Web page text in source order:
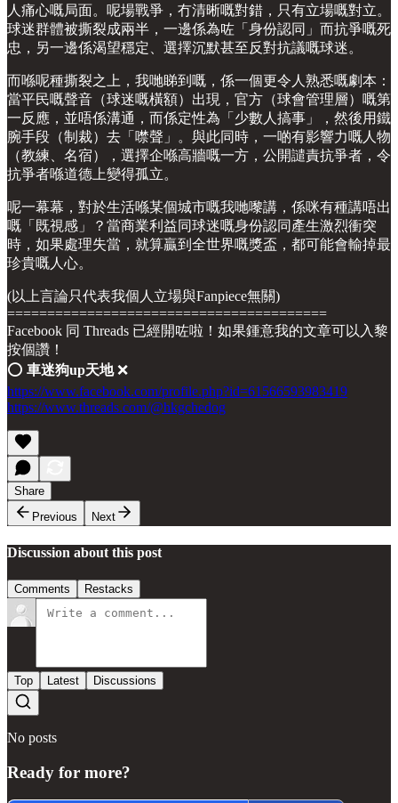
人痛心嘅局面。呢場戰爭，冇清晰嘅對錯，只有立場嘅對立。
球迷群體被撕裂成兩半，一邊係為咗「身份認同」而抗爭嘅死
忠，另一邊係渴望穩定、選擇沉默甚至反對抗議嘅球迷。
而喺呢種撕裂之上，我哋睇到嘅，係一個更令人熟悉嘅劇本：
當平民嘅聲音（球迷嘅橫額）出現，官方（球會管理層）嘅第
一反應，並唔係溝通，而係定性為「少數人搞事」，然後用鐵
腕手段（制裁）去「噤聲」。與此同時，一啲有影響力嘅人物
（教練、名宿），選擇企喺高牆嘅一方，公開譴責抗爭者，令
抗爭者喺道德上變得孤立。
呢一幕幕，對於生活喺某個城市嘅我哋嚟講，係咪有種講唔出
嘅「既視感」？當商業利益同球迷嘅身份認同產生激烈衝突
時，如果處理失當，就算贏到全世界嘅獎盃，都可能會輸掉最
珍貴嘅人心。
(以上言論只代表我個人立場與Fanpiece無關)
========================================
Facebook 同 Threads 已經開咗啦！如果鍾意我的文章可以入黎
按個讚！
⭕️ 車迷狗up天地❌
https://www.facebook.com/profile.php?id=61566593983419
https://www.threads.com/@hkgchedog
Share
Previous
Next
Discussion about this post
Comments Restacks
Top Latest Discussions
No posts
Ready for more?